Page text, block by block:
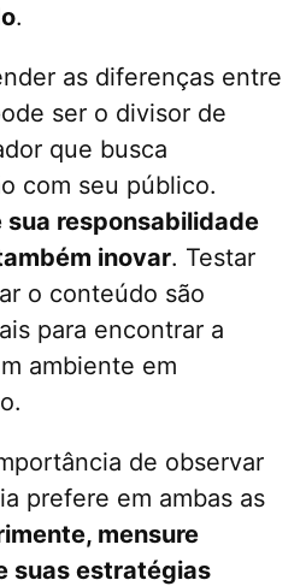
.
as diferenças entre
ser o divisor de
que busca
com seu público.
sua responsabilidade
inovar. Testar
o conteúdo são
para encontrar a
ambiente em
de observar
prefere em ambas as
mensure
suas estratégias